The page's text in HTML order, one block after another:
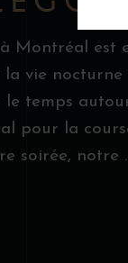
à Montréal est
la vie
temps
pour la
soirée, notre